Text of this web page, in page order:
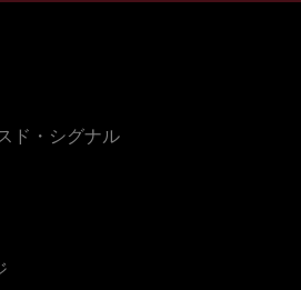
ド・シグナル